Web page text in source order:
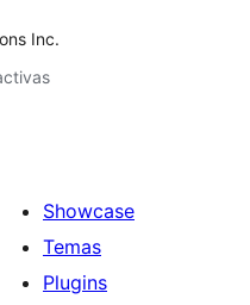
Inc.
Showcase
Temas
Plugins